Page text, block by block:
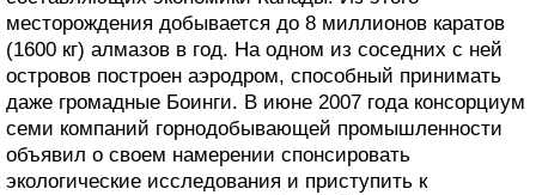
месторождения добывается до 8 миллионов каратов
(1600 кг) алмазов в год. На одном из соседних с ней
островов построен аэродром, способный принимать
даже громадные Боинги. В июне 2007 года консорциум
семи компаний горнодобывающей промышленности
объявил о своем намерении спонсировать
экологические исследования и приступить к